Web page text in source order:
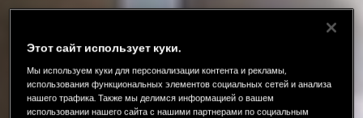
Этот сайт использует куки.
Мы используем куки для персонализации контента и рекламы,
использования функциональных элементов социальных сетей и анализа
нашего трафика. Также мы делимся информацией о вашем
использовании нашего сайта с нашими партнерами по социальным